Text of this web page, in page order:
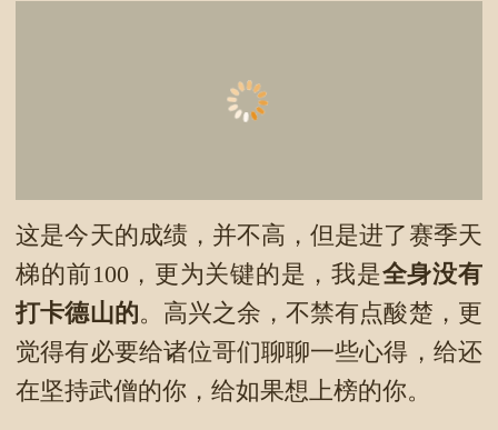
这是今天的成绩，并不高，但是进了赛季天
梯的前100，更为关键的是，我是全身没有
打卡德山的。高兴之余，不禁有点酸楚，更
觉得有必要给诸位哥们聊聊一些心得，给还
在坚持武僧的你，给如果想上榜的你。